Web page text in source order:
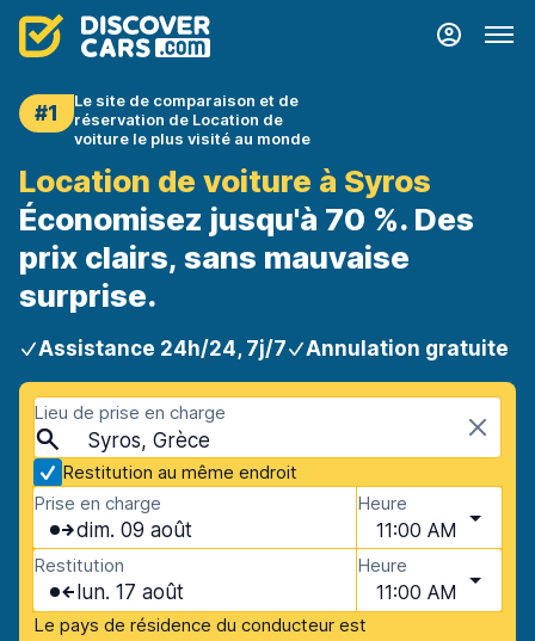
#1
Le site de comparaison et de
réservation de Location de
voiture le plus visité au monde
Location de voiture à Syros
Économisez jusqu'à 70 %. Des
prix clairs, sans mauvaise
surprise.
Assistance 24h/24, 7j/7 Annulation gratuite
Lieu de prise en charge
Syros, Grèce
Restitution au même endroit
Prise en charge
dim. 09 août
Heure
11:00 AM
Restitution
lun. 17 août
Heure
11:00 AM
Le pays de résidence du conducteur est